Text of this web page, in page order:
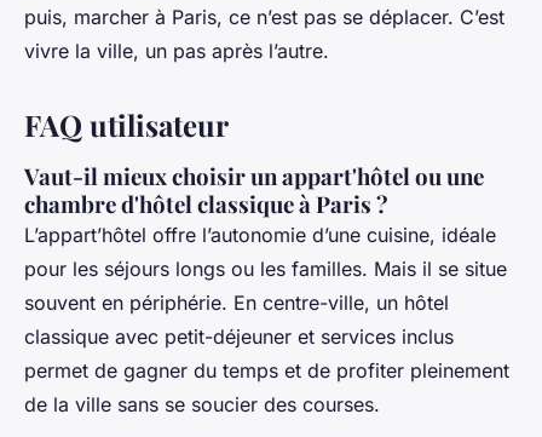
puis, marcher à Paris, ce n’est pas se déplacer. C’est
vivre la ville, un pas après l’autre.
FAQ utilisateur
Vaut-il mieux choisir un appart'hôtel ou une
chambre d'hôtel classique à Paris ?
L’appart’hôtel offre l’autonomie d’une cuisine, idéale
pour les séjours longs ou les familles. Mais il se situe
souvent en périphérie. En centre-ville, un hôtel
classique avec petit-déjeuner et services inclus
permet de gagner du temps et de profiter pleinement
de la ville sans se soucier des courses.